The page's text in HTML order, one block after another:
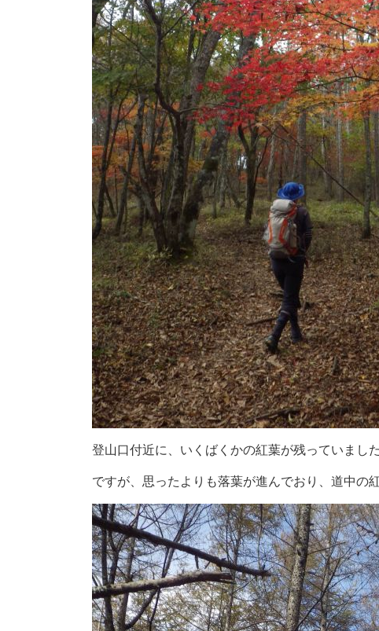
登山口付近に、いくばくかの紅葉が残っていました
ですが、思ったよりも落葉が進んでおり、道中の